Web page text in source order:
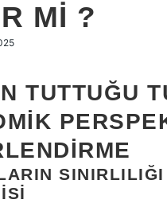
MI ?
TUTTUĞU